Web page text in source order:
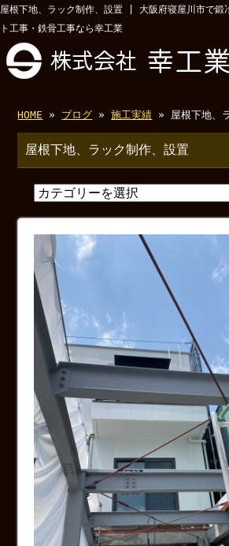
屋根下地、ラック制作、設置 | 大阪府寝屋川市で鍛
ト工事・鉄骨工事なら幸工業
HOME » ブログ »施工実績 » 屋根下地、
屋根下地、ラック制作、設置